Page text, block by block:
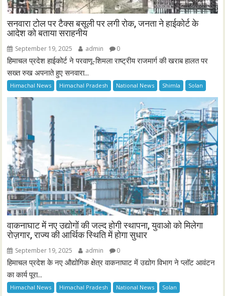
सनवारा टोल पर टैक्स बसूली पर लगी रोक, जनता ने हाईकोर्ट के
आदेश को बताया सराहनीय
September 19, 2025 admin 0
हिमाचल प्रदेश हाईकोर्ट ने परवाणू-शिमला राष्ट्रीय राजमार्ग की खराब हालत पर
सख्त रुख अपनाते हुए सनवारा...
Himachal News Himachal Pradesh National News Shimla Solan
वाकनाघाट में नए उद्योगों की जल्द होगी स्थापना, युवाओ को मिलेगा
रोज़गार, राज्य की आर्थिक स्थिति में होगा सुधार
September 19, 2025 admin 0
हिमाचल प्रदेश के नए औद्योगिक क्षेत्र वाकनाघाट में उद्योग विभाग ने प्लॉट आवंटन
का कार्य पूरा...
Himachal News Himachal Pradesh National News Solan